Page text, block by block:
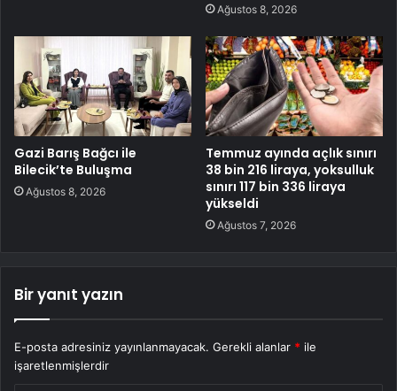
Ağustos 8, 2026
Gazi Barış Bağcı ile
Bilecik’te Buluşma
Ağustos 8, 2026
Temmuz ayında açlık sınırı
38 bin 216 liraya, yoksulluk
sınırı 117 bin 336 liraya
yükseldi
Ağustos 7, 2026
Bir yanıt yazın
E-posta adresiniz yayınlanmayacak. Gerekli alanlar * ile
işaretlenmişlerdir